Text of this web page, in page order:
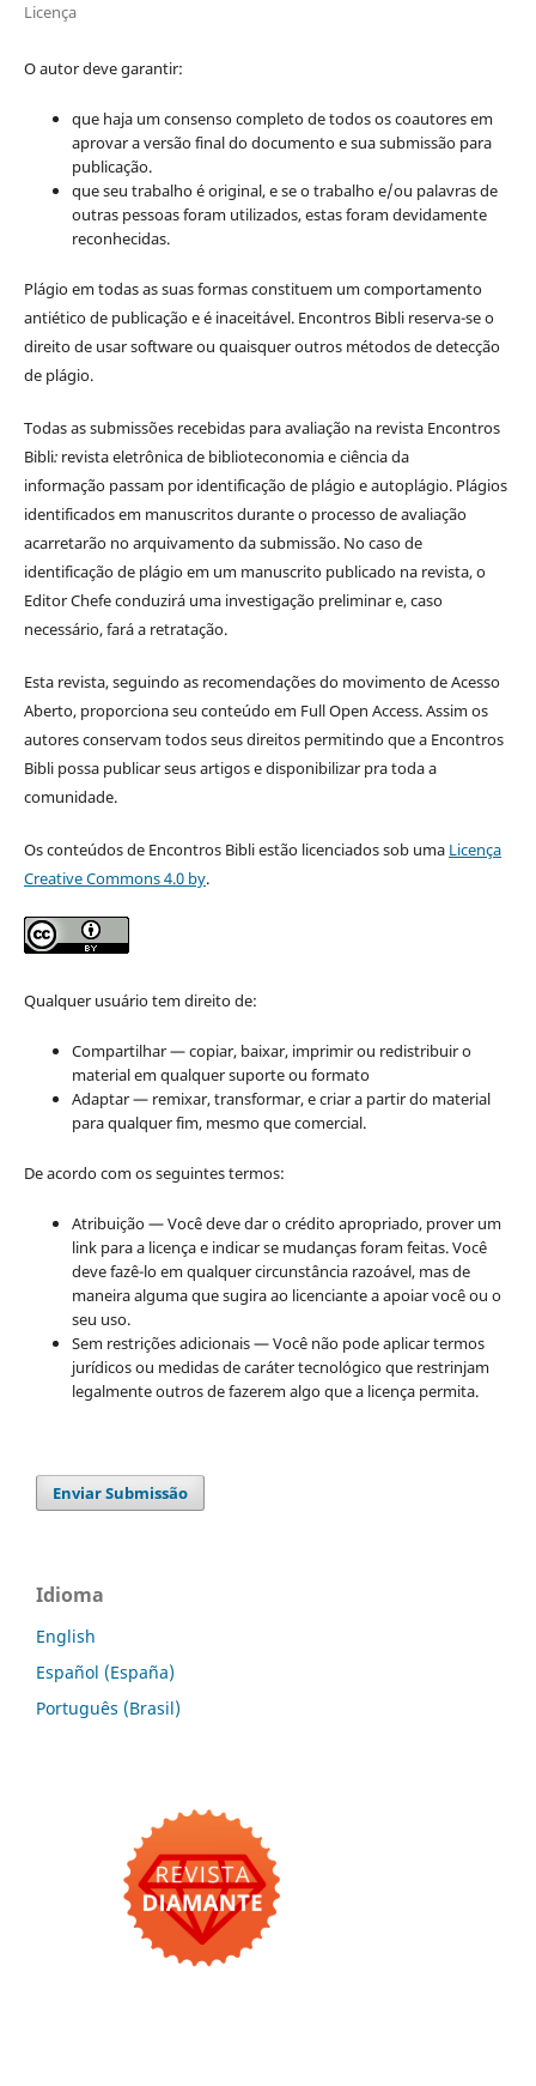
Licença
O autor deve garantir:
que haja um consenso completo de todos os coautores em
aprovar a versão final do documento e sua submissão para
publicação.
que seu trabalho é original, e se o trabalho e/ou palavras de
outras pessoas foram utilizados, estas foram devidamente
reconhecidas.
Plágio em todas as suas formas constituem um comportamento
antiético de publicação e é inaceitável. Encontros Bibli reserva-se o
direito de usar software ou quaisquer outros métodos de detecção
de plágio.
Todas as submissões recebidas para avaliação na revista Encontros
Bibli: revista eletrônica de biblioteconomia e ciência da
informaçãopassam por identificação de plágio e autoplágio. Plágios
identificados em manuscritos durante o processo de avaliação
acarretarão no arquivamento da submissão. No caso de
identificação de plágio em um manuscrito publicado na revista, o
Editor Chefe conduzirá uma investigação preliminar e, caso
necessário, fará a retratação.
Esta revista, seguindo as recomendações do movimento de Acesso
Aberto, proporciona seu conteúdo em Full Open Access. Assim os
autores conservam todos seus direitos permitindo que a Encontros
Bibli possa publicar seus artigos e disponibilizar pra toda a
comunidade.
Os conteúdos de Encontros Bibli estão licenciados sob uma Licença
Creative Commons 4.0 by.
Qualquer usuário tem direito de:
Compartilhar — copiar, baixar, imprimir ou redistribuir o
material em qualquer suporte ou formato
Adaptar — remixar, transformar, e criar a partir do material
para qualquer fim, mesmo que comercial.
De acordo com os seguintes termos:
Atribuição — Você deve dar o crédito apropriado, prover um
link para a licença e indicar se mudanças foram feitas. Você
deve fazê-lo em qualquer circunstância razoável, mas de
maneira alguma que sugira ao licenciante a apoiar você ou o
seu uso.
Sem restrições adicionais — Você não pode aplicar termos
jurídicos ou medidas de caráter tecnológico que restrinjam
legalmente outros de fazerem algo que a licença permita.
Enviar Submissão
Idioma
English
Español (España)
Português (Brasil)